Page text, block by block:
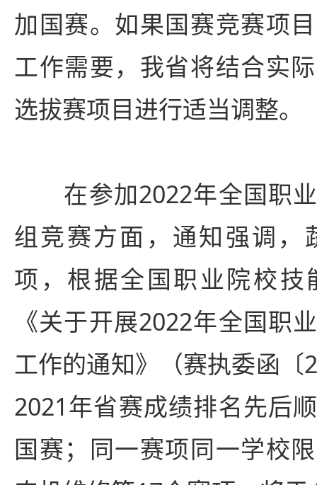
加国赛。如果国赛竞赛项
工作需要，我省将结合实
选拔赛项目进行适当调整。
在参加2022年全国职业
组竞赛方面，通知强调，
项，根据全国职业院校技
《关于开展2022年全国职
工作的通知》（赛执委函〔
2021年省赛成绩排名先后
国赛；同一赛项同一学校